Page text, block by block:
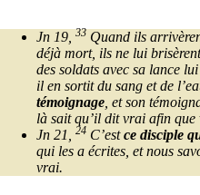
Jn 19, 33 Quand ils
déjà mort, ils ne lui
des soldats avec sa lance
il en sortit du sang et de
témoignage , et son
là sait qu’il dit vrai afin que
Jn 21,
24 C’estce disciple
qui les a écrites, et nous
vrai.